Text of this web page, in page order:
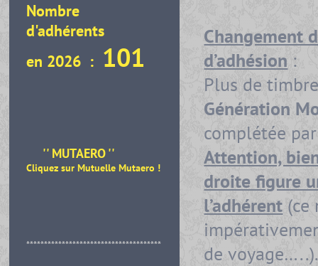
Nombre
d'adhérents
en 2026 : 101
'' MUTAERO ''
Cliquez sur Mutuelle Mutaero !
**************************************
Changement
d’adhésion :
Plus de
Génération
complétée
Attention,
droite figure
l’adhérent (ce
de